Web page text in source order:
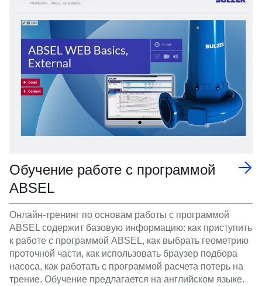
Обучение работе с программой
ABSEL
Онлайн-тренинг по основам работы с программой
ABSEL содержит базовую информацию: как приступить
к работе с программой ABSEL, как выбрать геометрию
проточной части, как использовать браузер подбора
насоса, как работать с программой расчета потерь на
трение. Обучение предлагается на английском языке.